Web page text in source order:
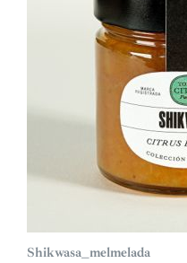
Shikwasa_melmelada